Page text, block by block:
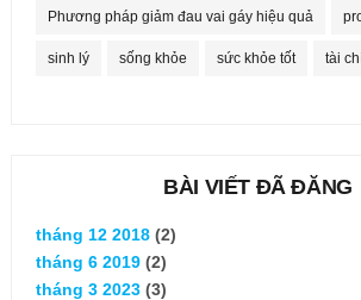
Phương pháp giảm đau vai gáy hiệu quả
sinh lý sống khỏe sức khỏe tốt tài
BÀI VIẾT ĐÃ ĐĂNG
tháng 12 2018(2)
tháng 6 2019(2)
tháng 3 2023(3)